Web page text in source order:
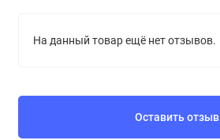
На данный товар ещё нет отзывов.
Оставить отзыв